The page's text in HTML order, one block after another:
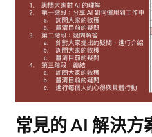
常見的 AI 解決方